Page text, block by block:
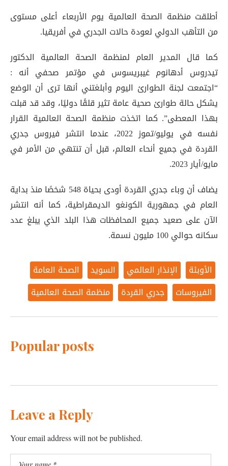
أطلقت منظمة الصحة العالمية يوم الأربعاء أعلى مستوى
من التأهب الدولي لعودة حالات الجدري في أفريقيا.
كما قال المدير العام لمنظمة الصحة العالمية الدكتور
تيدروس أدهانوم غيبريسوس في مؤتمر صحفي أنه :
“اجتمعت لجنة الطوارئ اليوم وأبلغتني أنها ترى أن الوضع
يشكل حالة طوارئ صحية عامة تثير قلقًا دوليًا، وقد قد قبلت
بهذا المعطى”. كما اتخذت منظمة الصحة العالمية القرار
نفسه في يوليو/تموز 2022، عندما انتشر فيروس جدري
القردة في جميع أنحاء العالم، قبل أن تنتهي من الأمر في
مايو/أيار 2023.
يضاف أن وباء جدري القردة أودى بحياة 548 شخصًا منذ بداية
العام في جمهورية الكونغو الديمقراطية، كما أنه انتشر
الآن على صعيد جميع المحافظات هذا البلد الذي يبلغ عدد
سكانه حوالي 100 مليون نسمة.
الأوبئة الإنذار العالمي السويد
الصحة العامة
الفيروسات
جدري القردة منظمة الصحة العالمية
Popular posts
Leave a Reply
Your email address will not be published.